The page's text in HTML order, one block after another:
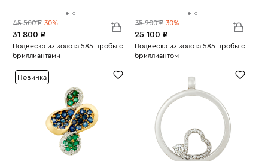
45 500 ₽-30%
31 800 ₽
Подвеска из золота 585 пробы с
бриллиантами
35 900 ₽-30%
25 100 ₽
Подвеска из золота 585 пробы с
бриллиантом
Новинка